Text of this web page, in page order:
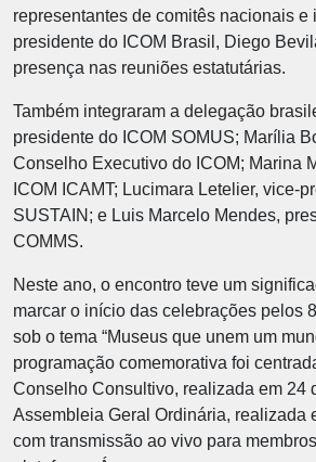
representantes de comitês nacionais e
presidente do ICOM Brasil, Diego
presença nas reuniões estatutárias.
Também integraram a delegação
presidente do ICOM SOMUS; Marília
Conselho Executivo do ICOM; Marina
ICOM ICAMT; Lucimara Letelier, vice-
SUSTAIN; e Luis Marcelo Mendes,
COMMS.
Neste ano, o encontro teve um
marcar o início das celebrações pelos
sob o tema “Museus que unem um
programação comemorativa foi
Conselho Consultivo, realizada em 24
Assembleia Geral Ordinária, realizada
com transmissão ao vivo para